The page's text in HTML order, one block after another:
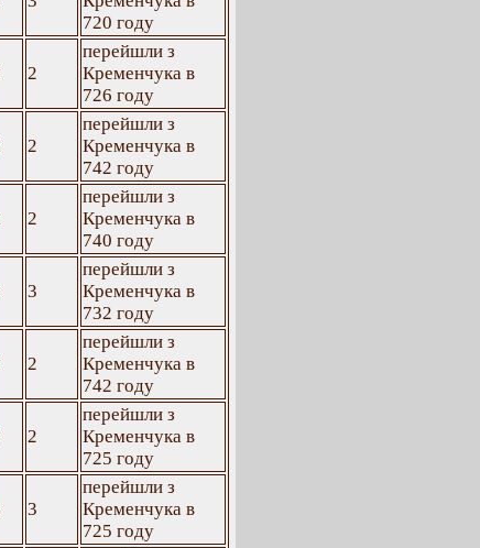
720 году
2
перейшли з
Кременчука в
726 году
2
перейшли з
Кременчука в
742 году
2
перейшли з
Кременчука в
740 году
3
перейшли з
Кременчука в
732 году
2
перейшли з
Кременчука в
742 году
2
перейшли з
Кременчука в
725 году
3
перейшли з
Кременчука в
725 году